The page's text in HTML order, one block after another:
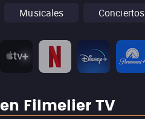
Musicales Conciertos
Filmelier TV